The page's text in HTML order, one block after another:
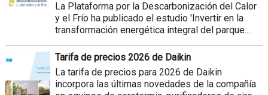
La Plataforma por la Descarbonización del Calor
y el Frío ha publicado el estudio 'Invertir en la
transformación energética integral del parque...
Tarifa de precios 2026 de Daikin
La tarifa de precios para 2026 de Daikin
incorpora las últimas novedades de la compañía